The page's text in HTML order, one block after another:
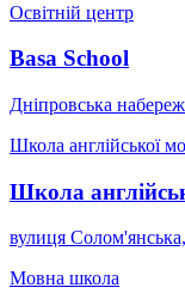
Освітній центр
Basa School
Дніпровська
Школа англійської
Школа
вулиця
Мовна школа